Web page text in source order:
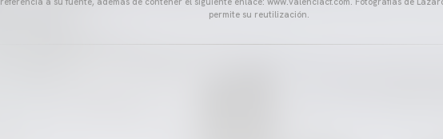
permite su reutilización.